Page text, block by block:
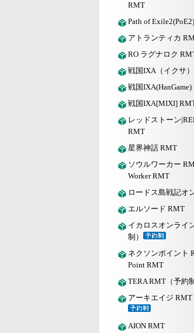
RMT
Path of
アトランティカ
RO ラグナロク
戦国IXA（イクサ
戦国
戦国IXA[MIXI]
レッドストーン
RMT
星界神話 RMT
ソウルワーカー
Worker RMT
ロードス島戦記オ
エルソード RMT
イカロスオンライ
制）
ネクソンポイント
Point RMT
TERA RMT（予約制
アーキエイジ RMT
AION RMT